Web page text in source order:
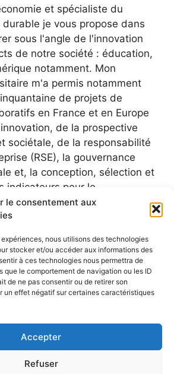
le consentement aux
nous utilisons des technologies
stocker et/ou accéder aux informations des
à ces technologies nous permettra de
que le comportement de navigation ou les ID
de ne pas consentir ou de retirer son
un effet négatif sur certaines caractéristiques
Accepter
Refuser
et spécialiste du
je vous propose dans
sous l'angle de l'innovation
de notre société : éducation,
notamment. Mon
m'a permis notamment
de projets de
en France et en Europe
de la prospective
sociétale, de la responsabilité
(RSE), la gouvernance
et, la conception, sélection et
indicateurs pour le
durable.